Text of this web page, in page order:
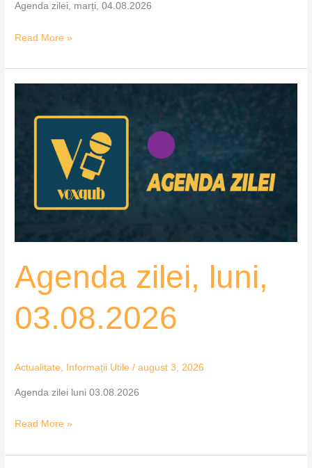
Agenda zilei, marți, 04.08.2026
Read More »
Agenda zilei, luni,
03.08.2026
Actualitate Informații Utile /august 3, 2026
Agenda zilei luni 03.08.2026
03.08.2026
Read More »